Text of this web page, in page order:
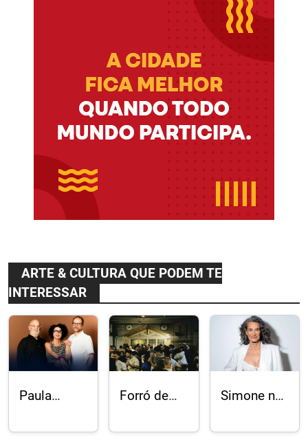
ARTE & CULTURA QUE PODEM TE
INTERESSAR
Paula
Forró de
Simone no